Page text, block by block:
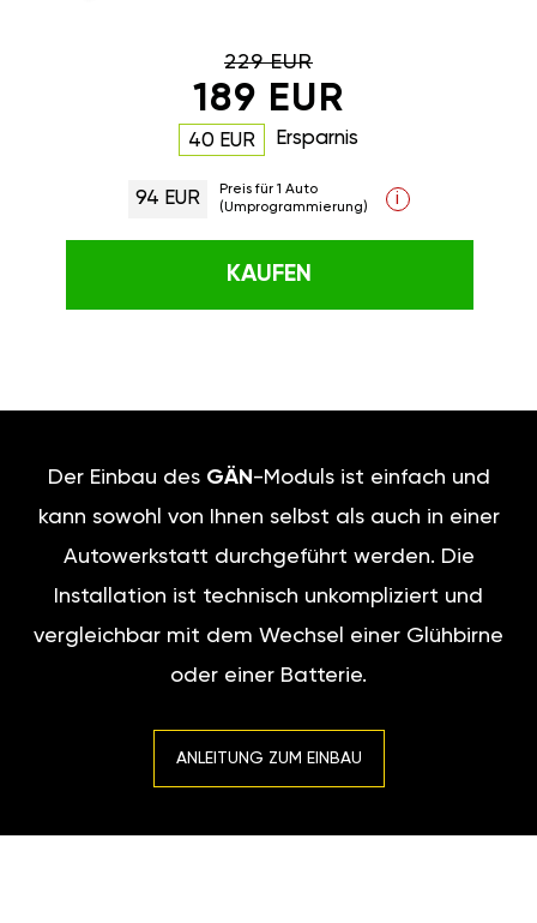
229 EUR
189 EUR
40 EUR Ersparnis
94 EUR
Preis für 1 Auto
(Umprogrammierung)
i
KAUFEN
Der Einbau des GÄN -Moduls ist einfach und
kann sowohl von Ihnen selbst als auch in einer
Autowerkstatt durchgeführt werden. Die
Installation ist technisch unkompliziert und
vergleichbar mit dem Wechsel einer Glühbirne
oder einer Batterie.
ANLEITUNG ZUM EINBAU